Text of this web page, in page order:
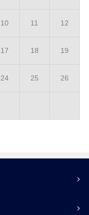
10 11 12
17 18 19
24 25 26